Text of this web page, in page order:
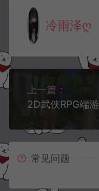
冷雨泽ღ
上一篇：
常见问题